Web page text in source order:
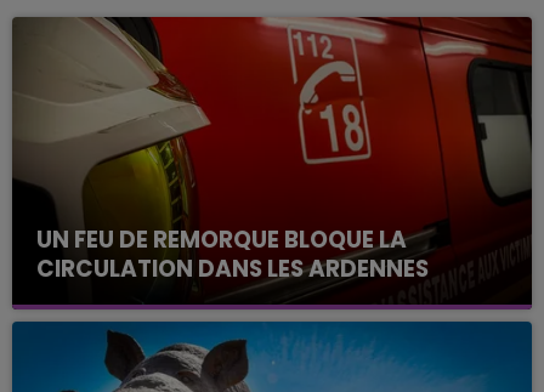
UN FEU DE REMORQUE BLOQUE LA
CIRCULATION DANS LES ARDENNES
Un feu de remorque s'est déclaré ce mercredi en
fin de matinée sur l'A34.